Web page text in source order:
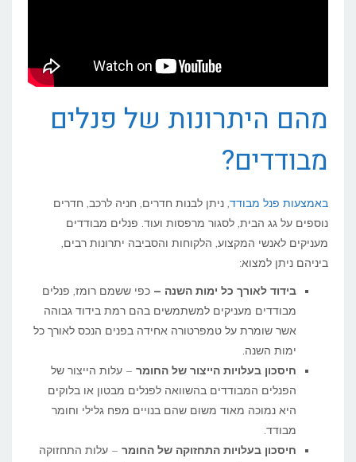
מהם היתרונות של פנלים
מבודדים?
באמצעות פנל מבודד , ניתן לבנות חדרים, חניה לרכב, חדרים
נוספים על גג הבית, לסגור מרפסות ועוד. פנלים מבודדים
מעניקים לאנשי המקצוע, הלקוחות והסביבה יתרונות רבים,
ביניהם ניתן למצוא:
בידוד לאורך כל ימות השנה – כפי ששמם רומז, פנלים
מבודדים מעניקים למשתמשים בהם רמת בידוד גבוהה
אשר שומרת על טמפרטורה אחידה בפנים הנכס לאורך כל
ימות השנה.
חיסכון בעלויות הייצור של החומר – עלות הייצור של
הפנלים המבודדים בהשוואה לפנלים מבטון או בלוקים
היא נמוכה מאוד משום שהם בנויים מפח גלילי וחומר
מבודד.
חיסכון בעלויות התחזוקה של החומר – עלות התחזוקה